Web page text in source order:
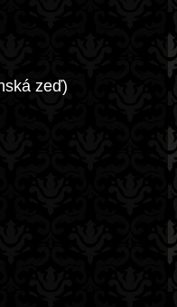
zeď)